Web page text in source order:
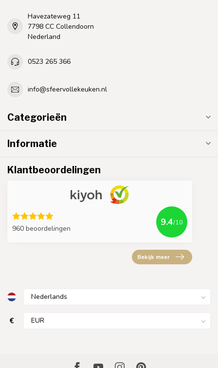
Havezateweg 11
7798 CC Collendoorn
Nederland
0523 265 366
info@sfeervollekeuken.nl
Categorieën
Informatie
Klantbeoordelingen
960 beoordelingen
9.4/10
Bekijk meer
€